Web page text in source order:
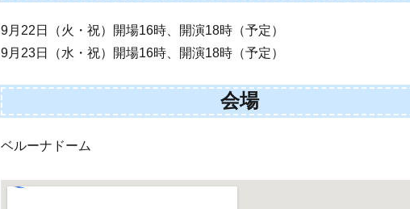
9月22日（火・祝）開場16時、開演18時（予定）
9月23日（水・祝）開場16時、開演18時（予定）
会場
ベルーナドーム